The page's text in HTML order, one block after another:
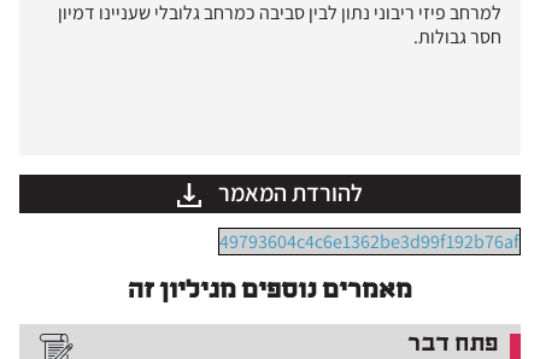
למרחב פיזי ריבוני נתון לבין סביבה כמרחב גלובלי שעניינו דמיון
חסר גבולות.
להורדת המאמר
49793604c4c6e1362be3d99f192b76af
מאמרים נוספים מגיליון זה
פתח דבר